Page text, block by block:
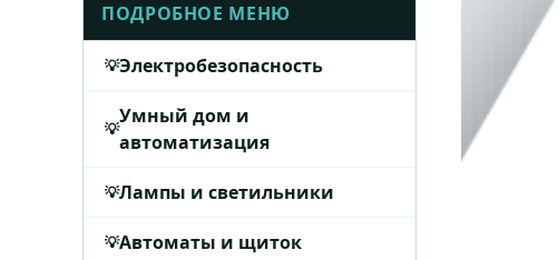
ПОДРОБНОЕ МЕНЮ
Электробезопасность
Умный дом и
автоматизация
Лампы и светильники
Автоматы и щиток